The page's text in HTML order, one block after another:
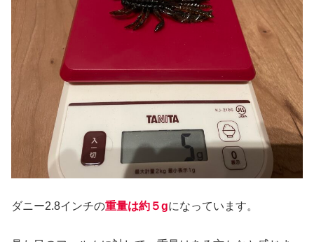
ダニー2.8インチの重量は約５gになっています。